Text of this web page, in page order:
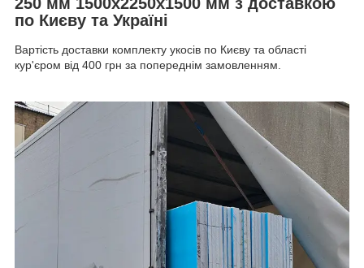
по Києву та Україні
Вартість доставки комплекту укосів по Києву та області
кур'єром від 400 грн за попереднім замовленням.